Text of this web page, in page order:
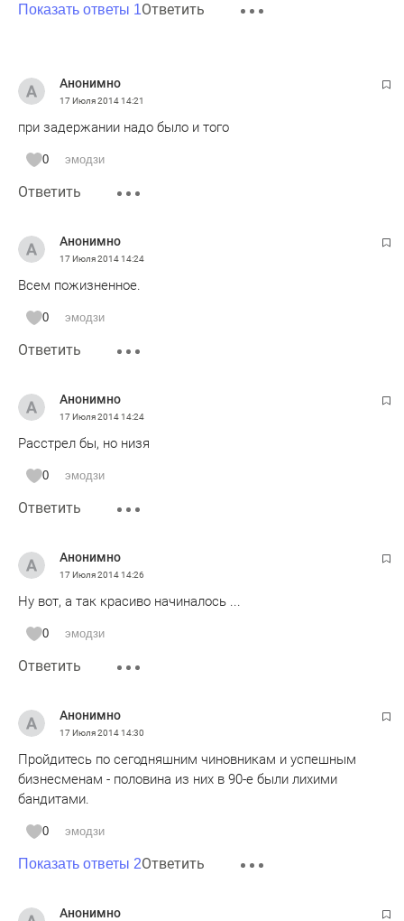
Показать ответы 1Ответить
Анонимно
17 Июля 201414:21
при задержании надо было и того
0 эмодзи
Ответить
Анонимно
17 Июля 201414:24
Всем пожизненное.
0 эмодзи
Ответить
Анонимно
17 Июля 201414:24
Расстрел бы, но низя
0 эмодзи
Ответить
Анонимно
17 Июля 201414:26
Ну вот, а так красиво начиналось ...
0 эмодзи
Ответить
Анонимно
17 Июля 201414:30
Пройдитесь по сегодняшним чиновникам и успешным
бизнесменам - половина из них в 90-е были лихими
бандитами.
0 эмодзи
Показать ответы 2Ответить
Анонимно